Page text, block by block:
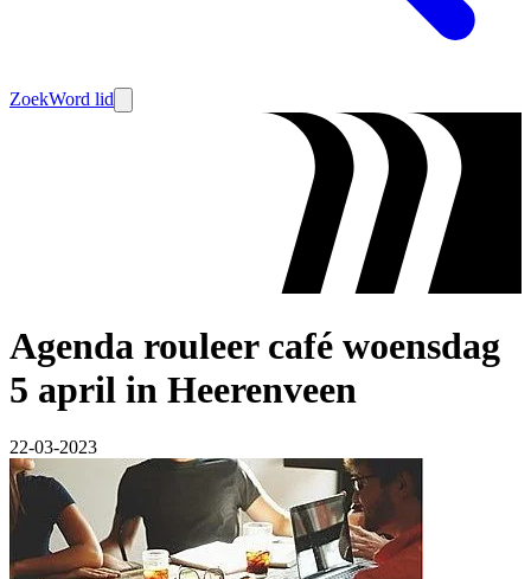
ZoekWord lid
Agenda rouleer café woensdag
5 april in Heerenveen
22-03-2023